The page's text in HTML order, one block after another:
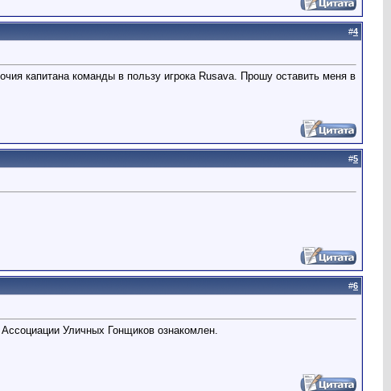
#4
капитана команды в пользу игрока Rusava. Прошу оставить меня в
#5
#6
Уличных Гонщиков ознакомлен.